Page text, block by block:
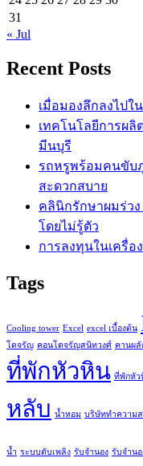
31
« Jul
Recent Posts
เมื่อมองลึกลงไปใ
เทคโนโลยีการผ
มีนบุรี
รถหรูพร้อมคนขับ
สะดวกสบาย
คลินิกรักษาผมร่ว
โดยไม่รู้ตัว
การลงทุนในเครื่
Tags
Cooling tower Excel excel เบื้องต้น
โดจรัญ คอนโดจรัญสนิทวงศ์ คานผลั
ที่พักหัวหิน ที่พักหัว
หลับ น้ำหอม บริษัททำความส
น้ำ ระบบดับเพลิง รับจำนอง รับจำน